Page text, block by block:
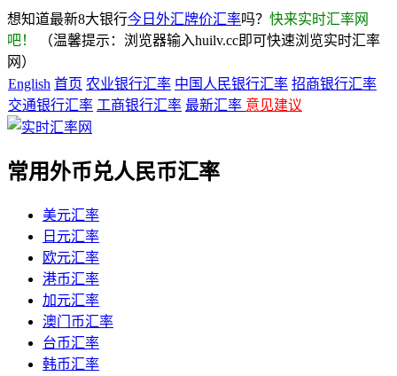
想知道最新8大银行今日外汇牌价汇率吗？ 快来实时汇率网
吧！
（温馨提示：浏览器输入huilv.cc即可快速浏览实时汇率
网）
English 首页 农业银行汇率 中国人民银行汇率 招商银行汇率
交通银行汇率 工商银行汇率 最新汇率 意见建议
常用外币兑人民币汇率
美元汇率
日元汇率
欧元汇率
港币汇率
加元汇率
澳门币汇率
台币汇率
韩币汇率